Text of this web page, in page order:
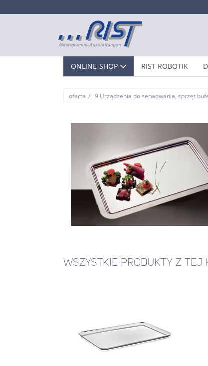
ONLINE-SHOP RIST ROBOTIK
oferta / 9 Urządzenia do serwowania, sprzęt
WSZYSTKIE PRODUKTY Z TEJ